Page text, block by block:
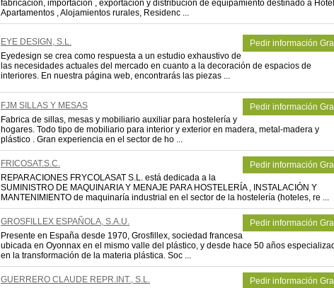
fabricación, importación , exportación y distribución de equipamiento destinado a
Apartamentos , Alojamientos rurales, Residenc ...
EYE DESIGN, S.L.
Pedir información
Eyedesign se crea como respuesta a un estudio exhaustivo de
las necesidades actuales del mercado en cuanto a la decoración de espacios de
interiores. En nuestra página web, encontrarás las piezas ...
FJM SILLAS Y MESAS
Pedir información
Fabrica de sillas, mesas y mobiliario auxiliar para hostelería y
hogares. Todo tipo de mobiliario para interior y exterior en madera, metal-madera y
plástico . Gran experiencia en el sector de ho ...
FRICOSAT.S.C.
Pedir información
REPARACIONES FRYCOLASAT S.L. está dedicada a la
SUMINISTRO DE MAQUINARIA Y MENAJE PARA HOSTELERÍA , INSTALACIÓN Y
MANTENIMIENTO de maquinaría industrial en el sector de la hostelería (hoteles, re ...
GROSFILLEX ESPAÑOLA, S.A.U.
Pedir información
Presente en España desde 1970, Grosfillex, sociedad francesa
ubicada en Oyonnax en el mismo valle del plástico, y desde hace 50 años
en la transformación de la materia plástica. Soc ...
GUERRERO CLAUDE REPR.INT., S.L.
Pedir información